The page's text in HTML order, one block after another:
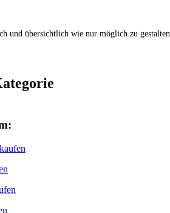
und übersichtlich wie nur möglich zu gestalten.